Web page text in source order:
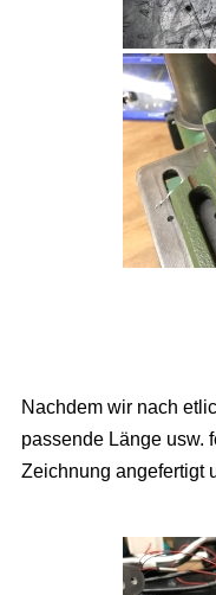
Nachdem wir nach
passende Länge usw.
Zeichnung angefertigt